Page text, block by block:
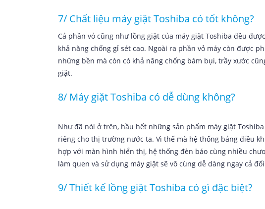
7/ Chất liệu máy giặt Toshiba có tốt không?
Cả phần vỏ cũng như lồng giặt của máy giặt Toshiba đều
khả năng chống gỉ sét cao. Ngoài ra phần vỏ máy còn được
những bền mà còn có khả năng chống bám bụi, trầy xước
giặt.
8/ Máy giặt Toshiba có dễ dùng không?
Như đã nói ở trên, hầu hết những sản phẩm máy giặt
riêng cho thị trường nước ta. Vì thế mà hệ thống bảng điều
hợp với màn hình hiển thị, hệ thống đèn báo cùng nhiều
làm quen và sử dụng máy giặt sẽ vô cùng dễ dàng ngay cả
9/ Thiết kế lồng giặt Toshiba có gì đặc biệt?